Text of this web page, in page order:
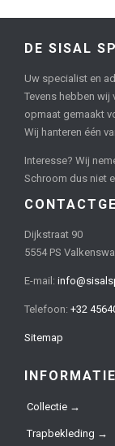
DE SISAL
Uw specialist en
Tevens hebben wij
opmaat gemaakt
Wij hanteren één
Interesse? Wij
Schroom dus niet
Dijkstraat 90
5554 PS
E-mail:
Telefoon: +32
Sitemap
Collectie →
Trapbekleding →